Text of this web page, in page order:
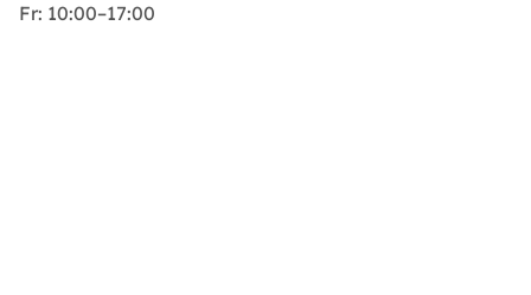
Fr: 10:00–17:00